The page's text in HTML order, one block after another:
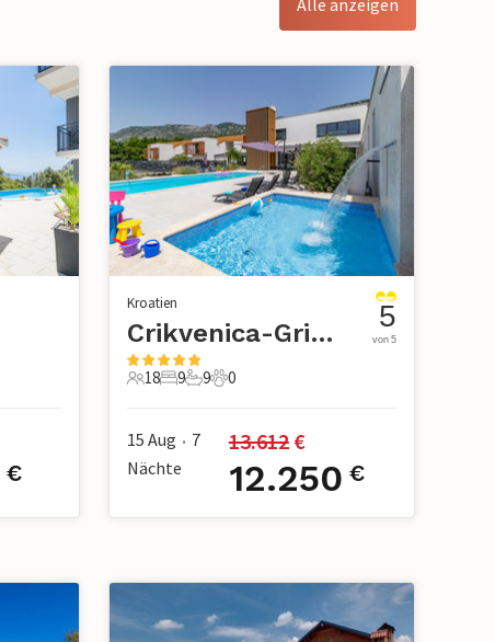
Alle anzeigen
€
Kroatien
Crikvenica-Grizane
18 Gäste
18
9 Schlafzimmer
9
9 Badezimmer
9
0 Haustiere
0
5
von 5
15 Aug • 7
Nächte
13.612 €
12.250 €